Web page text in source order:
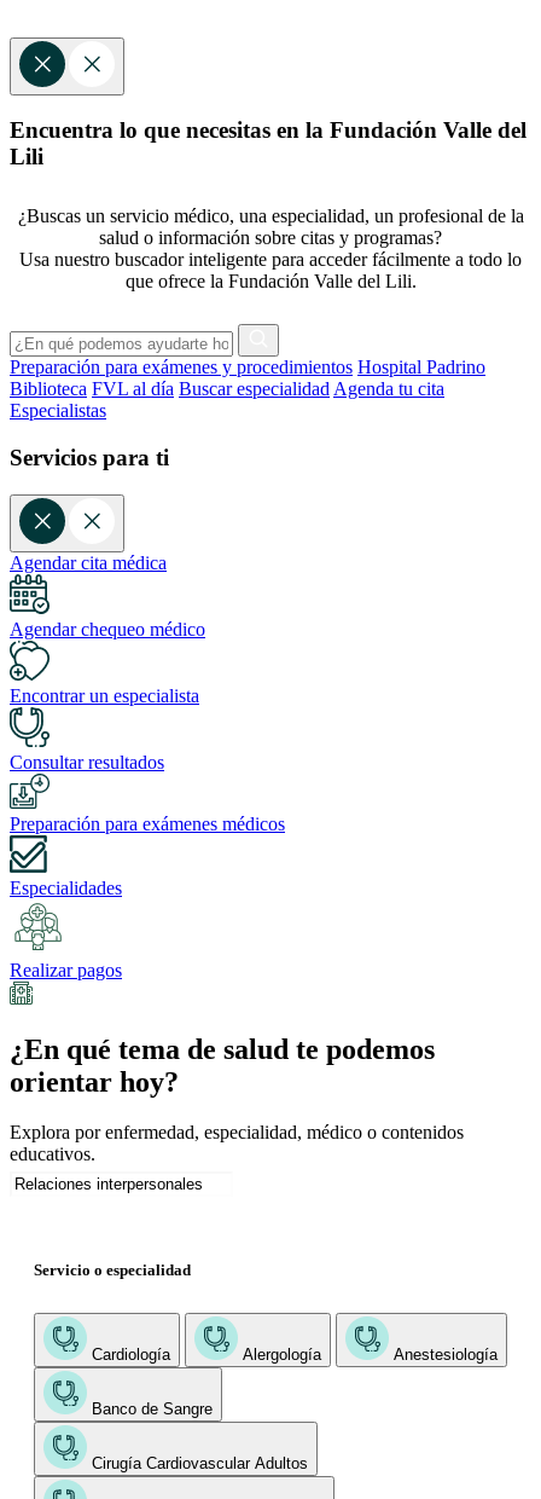
Encuentra lo que necesitas en la Fundación Valle del
Lili
¿Buscas un servicio médico, una especialidad, un profesional de la
salud o información sobre citas y programas?
Usa nuestro buscador inteligente para acceder fácilmente a todo lo
que ofrece la Fundación Valle del Lili.
Preparación para exámenes y procedimientos Hospital Padrino
Biblioteca FVL al día Buscar especialidad Agenda tu cita
Especialistas
Servicios para ti
Agendar cita médica
Agendar chequeo médico
Encontrar un especialista
Consultar resultados
Preparación para exámenes médicos
Especialidades
Realizar pagos
¿En qué tema de salud te podemos
orientar hoy?
Explora por enfermedad, especialidad, médico o contenidos
educativos.
Servicio o especialidad
Cardiología Alergología Anestesiología
Banco de Sangre
Cirugía Cardiovascular Adultos